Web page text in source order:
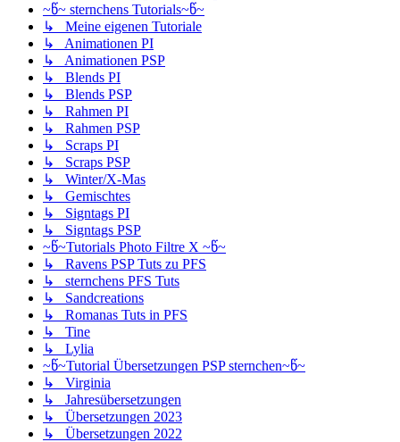
~წ~ sternchens Tutorials~წ~
↳ Meine eigenen Tutoriale
↳ Animationen PI
↳ Animationen PSP
↳ Blends PI
↳ Blends PSP
↳ Rahmen PI
↳ Rahmen PSP
↳ Scraps PI
↳ Scraps PSP
↳ Winter/X-Mas
↳ Gemischtes
↳ Signtags PI
↳ Signtags PSP
~წ~Tutorials Photo Filtre X ~წ~
↳ Ravens PSP Tuts zu PFS
↳ sternchens PFS Tuts
↳ Sandcreations
↳ Romanas Tuts in PFS
↳ Tine
↳ Lylia
~წ~Tutorial Übersetzungen PSP sternchen~წ~
↳ Virginia
↳ Jahresübersetzungen
↳ Übersetzungen 2023
↳ Übersetzungen 2022